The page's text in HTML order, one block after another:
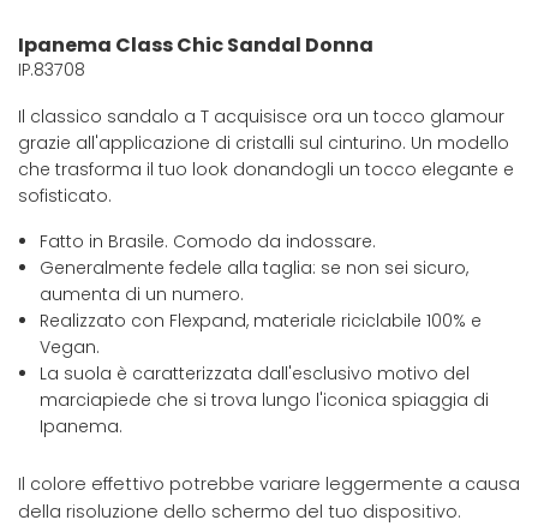
Ipanema Class Chic Sandal Donna
IP.83708
Il classico sandalo a T acquisisce ora un tocco glamour
grazie all'applicazione di cristalli sul cinturino. Un modello
che trasforma il tuo look donandogli un tocco elegante e
sofisticato.
Fatto in Brasile. Comodo da indossare.
Generalmente fedele alla taglia: se non sei sicuro,
aumenta di un numero.
Realizzato con Flexpand, materiale riciclabile 100% e
Vegan.
La suola è caratterizzata dall'esclusivo motivo del
marciapiede che si trova lungo l'iconica spiaggia di
Ipanema.
Il colore effettivo potrebbe variare leggermente a causa
della risoluzione dello schermo del tuo dispositivo.